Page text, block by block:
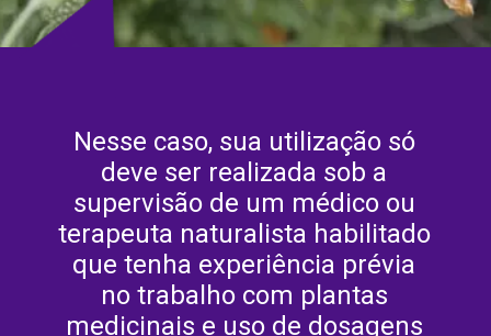
Nesse caso, sua utilização só
deve ser realizada sob a
supervisão de um médico ou
terapeuta naturalista habilitado
que tenha experiência prévia
no trabalho com plantas
medicinais e uso de dosagens